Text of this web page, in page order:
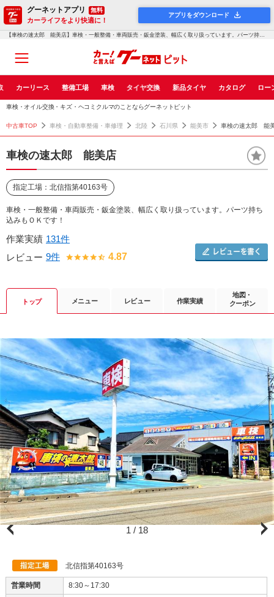
グーネットアプリ 無料
カーライフをより快適に！
アプリをダウンロード
【車検の速太郎 能美店】車検・一般整備・車両販売・鈑金塗装、幅広く取り扱っています。パーツ持ち込みもＯＫ...！グーネットピット
カーリース 整備工場 車検 タイヤ交換 新品タイヤ カタログ ロー
車検・オイル交換・キズ・ヘコミクルマのことならグーネットピット
中古車TOP 車検・自動車整備・車修理 北陸 石川県 能美市 車検の速太郎 能
車検の速太郎 能美店
指定工場：北信指第40163号
車検・一般整備・車両販売・鈑金塗装、幅広く取り扱っています。パーツ持ち
込みもＯＫです！
作業実績 131件
レビュー 9件 4.87
トップ メニュー レビュー 作業実績
地図・
クーポン
1 / 18
北信指第40163号
営業時間
8:30～17:30